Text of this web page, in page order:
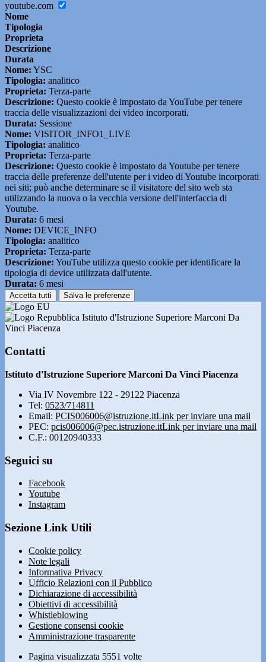
youtube.com
Nome
Tipologia
Proprieta
Descrizione
Durata
Nome: YSC
Tipologia: analitico
Proprieta: Terza-parte
Descrizione: Questo cookie è impostato da YouTube per tenere
traccia delle visualizzazioni dei video incorporati.
Durata: Sessione
Nome: VISITOR_INFO1_LIVE
Tipologia: analitico
Proprieta: Terza-parte
Descrizione: Questo cookie è impostato da Youtube per tenere
traccia delle preferenze dell'utente per i video di Youtube incorporati
nei siti; può anche determinare se il visitatore del sito web sta
utilizzando la nuova o la vecchia versione dell'interfaccia di
Youtube.
Durata: 6 mesi
Nome: DEVICE_INFO
Tipologia: analitico
Proprieta: Terza-parte
Descrizione: YouTube utilizza questo cookie per identificare la
tipologia di device utilizzata dall'utente.
Durata: 6 mesi
Accetta tutti Salva le preferenze
Istituto d'Istruzione Superiore Marconi Da
Vinci Piacenza
Contatti
Istituto d'Istruzione Superiore Marconi Da Vinci Piacenza
Via IV Novembre 122 - 29122 Piacenza
Tel: 0523/714811
Email: PCIS006006@istruzione.itLink per inviare una mail
PEC: pcis006006@pec.istruzione.itLink per inviare una mail
C.F.: 00120940333
Seguici su
Facebook
Youtube
Instagram
Sezione Link Utili
Cookie policy
Note legali
Informativa Privacy
Ufficio Relazioni con il Pubblico
Dichiarazione di accessibilità
Obiettivi di accessibilità
Whistleblowing
Gestione consensi cookie
Amministrazione trasparente
Pagina visualizzata 5551 volte